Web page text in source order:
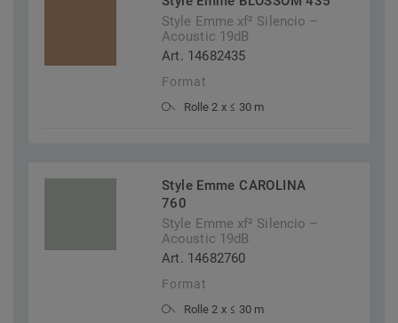
Style Emme xf² Silencio –
Acoustic 19dB
Art. 14682435
Format
Rolle 2 x ≤ 30 m
Style Emme CAROLINA
760
Style Emme xf² Silencio –
Acoustic 19dB
Art. 14682760
Format
Rolle 2 x ≤ 30 m